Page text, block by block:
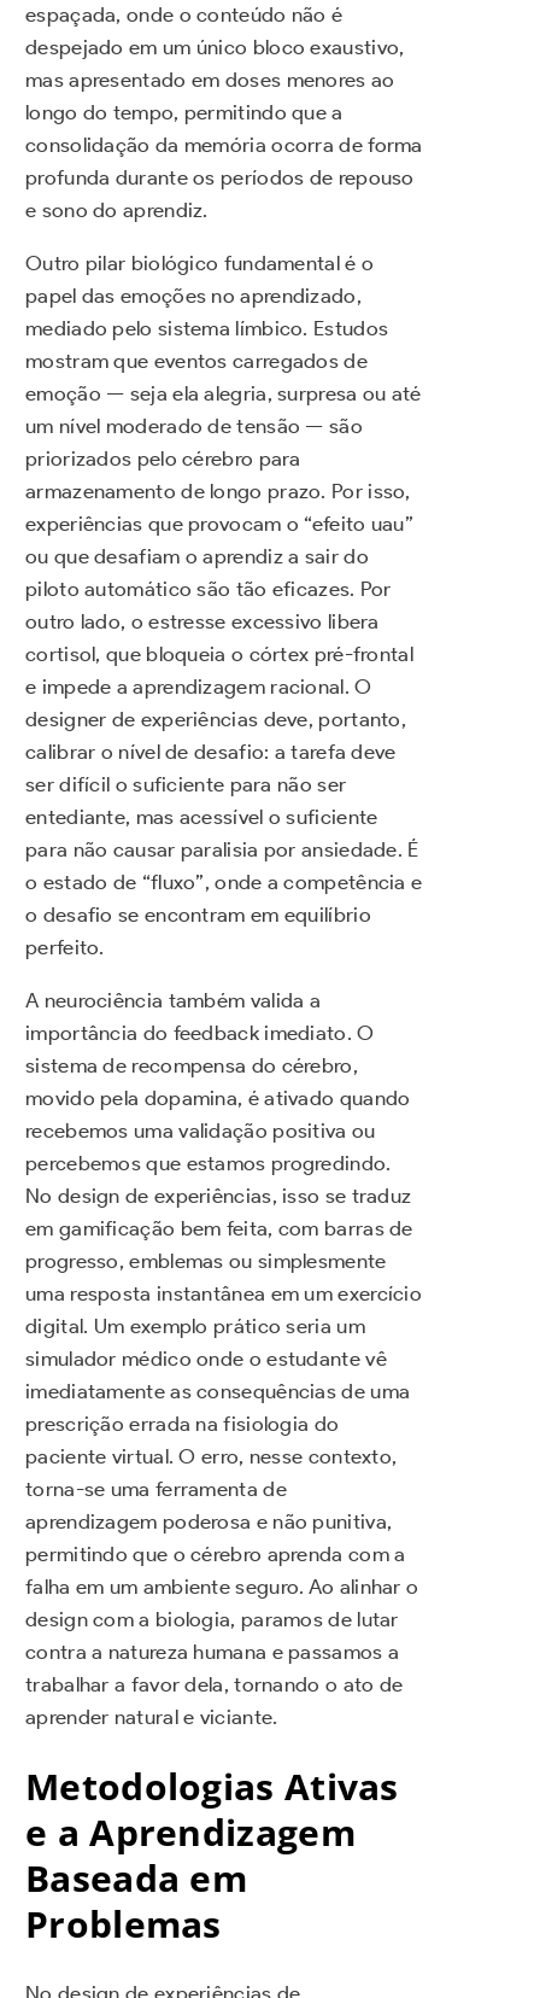
espaçada, onde o conteúdo não é
despejado em um único bloco exaustivo,
mas apresentado em doses menores ao
longo do tempo, permitindo que a
consolidação da memória ocorra de forma
profunda durante os períodos de repouso
e sono do aprendiz.
Outro pilar biológico fundamental é o
papel das emoções no aprendizado,
mediado pelo sistema límbico. Estudos
mostram que eventos carregados de
emoção — seja ela alegria, surpresa ou até
um nível moderado de tensão — são
priorizados pelo cérebro para
armazenamento de longo prazo. Por isso,
experiências que provocam o “efeito uau”
ou que desafiam o aprendiz a sair do
piloto automático são tão eficazes. Por
outro lado, o estresse excessivo libera
cortisol, que bloqueia o córtex pré-frontal
e impede a aprendizagem racional. O
designer de experiências deve, portanto,
calibrar o nível de desafio: a tarefa deve
ser difícil o suficiente para não ser
entediante, mas acessível o suficiente
para não causar paralisia por ansiedade. É
o estado de “fluxo”, onde a competência e
o desafio se encontram em equilíbrio
perfeito.
A neurociência também valida a
importância do feedback imediato. O
sistema de recompensa do cérebro,
movido pela dopamina, é ativado quando
recebemos uma validação positiva ou
percebemos que estamos progredindo.
No design de experiências, isso se traduz
em gamificação bem feita, com barras de
progresso, emblemas ou simplesmente
uma resposta instantânea em um exercício
digital. Um exemplo prático seria um
simulador médico onde o estudante vê
imediatamente as consequências de uma
prescrição errada na fisiologia do
paciente virtual. O erro, nesse contexto,
torna-se uma ferramenta de
aprendizagem poderosa e não punitiva,
permitindo que o cérebro aprenda com a
falha em um ambiente seguro. Ao alinhar o
design com a biologia, paramos de lutar
contra a natureza humana e passamos a
trabalhar a favor dela, tornando o ato de
aprender natural e viciante.
Metodologias Ativas
e a Aprendizagem
Baseada em
Problemas
No design de experiências de